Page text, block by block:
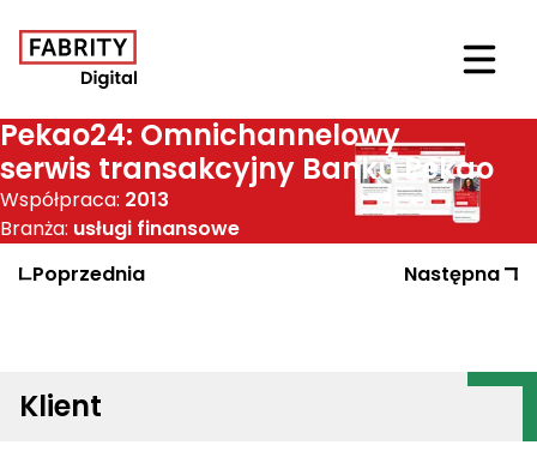
Pekao24: Omnichannelowy
serwis transakcyjny Banku Pekao
Współpraca: 2013
Branża: usługi finansowe
Poprzednia
Realizacja Następna
Klient